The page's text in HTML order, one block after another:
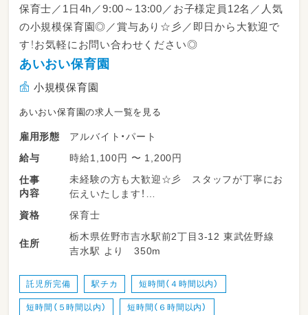
保育士／1日4h／9:00～13:00／お子様定員12名／人気
の小規模保育園◎／賞与あり☆彡／即日から大歓迎で
す！お気軽にお問い合わせください◎
あいおい保育園
小規模保育園
あいおい保育園の求人一覧を見る
雇用形態
アルバイト・パート
給与
時給1,100円 〜 1,200円
仕事
内容
未経験の方も大歓迎☆彡 スタッフが丁寧にお
伝えいたします！
▼お仕事内容はこちら
〇０～2歳までのおこさまへの保育活動
〇食事介助
〇保護者対応
〇環境整備、掃除など
資格 保育士
住所
栃木県佐野市吉水駅前2丁目3-12 東武佐野線
吉水駅 より 350m
託児所完備 駅チカ 短時間（４時間以内）
短時間（５時間以内） 短時間（６時間以内）